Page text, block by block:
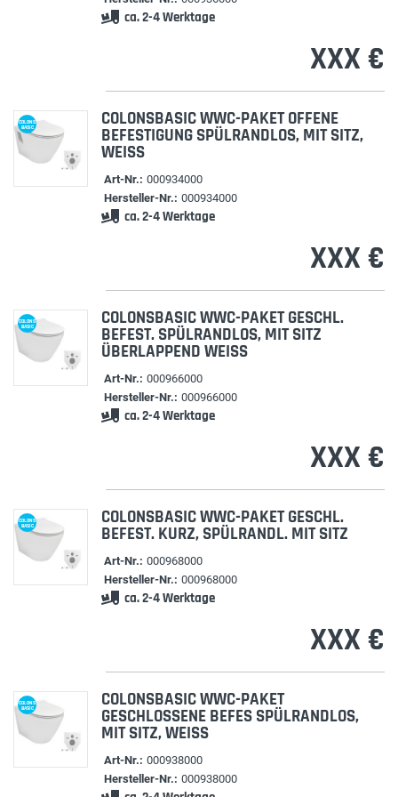
ca. 2-4 Werktage
XXX €
COLONS
BASIC COLONSBASIC WWC-PAKET OFFENE
BEFESTIGUNG SPÜLRANDLOS, MIT SITZ,
WEISS
Art-Nr.: 000934000
Hersteller-Nr.: 000934000
ca. 2-4 Werktage
XXX €
COLONS
BASIC COLONSBASIC WWC-PAKET GESCHL.
BEFEST. SPÜLRANDLOS, MIT SITZ
ÜBERLAPPEND WEISS
Art-Nr.: 000966000
Hersteller-Nr.: 000966000
ca. 2-4 Werktage
XXX €
COLONS
BASIC COLONSBASIC WWC-PAKET GESCHL.
BEFEST. KURZ, SPÜLRANDL. MIT SITZ
Art-Nr.: 000968000
Hersteller-Nr.: 000968000
ca. 2-4 Werktage
XXX €
COLONS
BASIC COLONSBASIC WWC-PAKET
GESCHLOSSENE BEFES SPÜLRANDLOS,
MIT SITZ, WEISS
Art-Nr.: 000938000
Hersteller-Nr.: 000938000